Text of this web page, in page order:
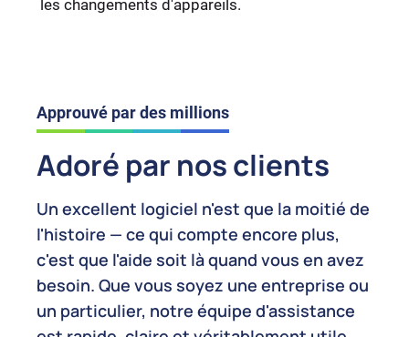
les changements d'appareils.
Approuvé par des millions
Adoré par nos clients
Un excellent logiciel n'est que la moitié de
l'histoire — ce qui compte encore plus,
c'est que l'aide soit là quand vous en avez
besoin. Que vous soyez une entreprise ou
un particulier, notre équipe d'assistance